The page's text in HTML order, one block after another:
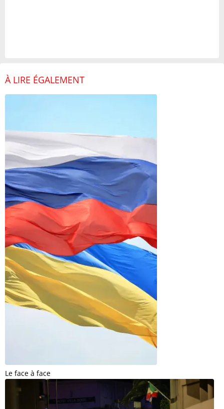
À LIRE ÉGALEMENT
Le face à face